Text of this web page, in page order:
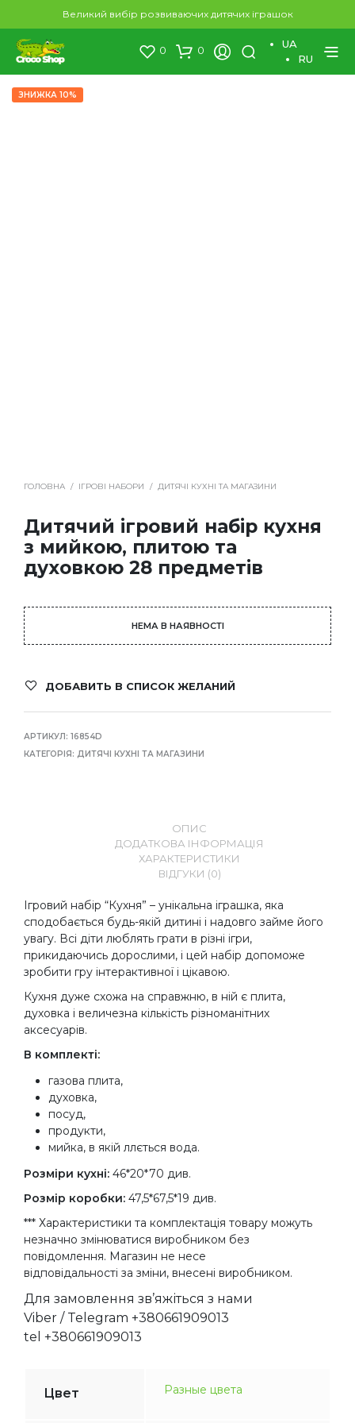
Великий вибір розвиваючих дитячих іграшок
0 0
UA
RU
ЗНИЖКА 10%
ГОЛОВНА / ІГРОВІ НАБОРИ / ДИТЯЧІ КУХНІ ТА МАГАЗИНИ
Дитячий ігровий набір кухня
з мийкою, плитою та
духовкою 28 предметів
НЕМА В НАЯВНОСТІ
ДОБАВИТЬ В СПИСОК ЖЕЛАНИЙ
АРТИКУЛ: 16854D
КАТЕГОРІЯ: ДИТЯЧІ КУХНІ ТА МАГАЗИНИ
ОПИС
ДОДАТКОВА ІНФОРМАЦІЯ
ХАРАКТЕРИСТИКИ
ВІДГУКИ (0)
Ігровий набір “Кухня” – унікальна іграшка, яка
сподобається будь-якій дитині і надовго займе його
увагу. Всі діти люблять грати в різні ігри,
прикидаючись дорослими, і цей набір допоможе
зробити гру інтерактивної і цікавою.
Кухня дуже схожа на справжню, в ній є плита,
духовка і величезна кількість різноманітних
аксесуарів.
В комплекті:
газова плита,
духовка,
посуд,
продукти,
мийка, в якій ллється вода.
Розміри кухні: 46*20*70 див.
Розмір коробки: 47,5*67,5*19 див.
*** Характеристики та комплектація товару можуть
незначно змінюватися виробником без
повідомлення. Магазин не несе
відповідальності за зміни, внесені виробником.
Для замовлення зв’яжіться з нами
Viber / Telegram +380661909013
tel +380661909013
Цвет Разные цвета